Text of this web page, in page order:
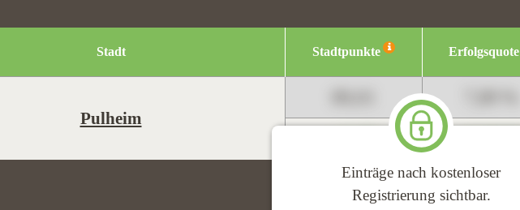
Stadt Stadtpunkte Erfolgsquote
Einträge nach kostenloser
Registrierung sichtbar.
Pulheim